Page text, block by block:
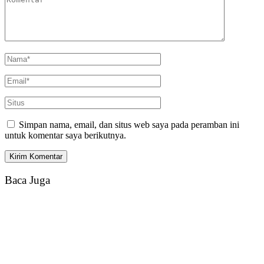
Simpan nama, email, dan situs web saya pada peramban ini
untuk komentar saya berikutnya.
Baca Juga